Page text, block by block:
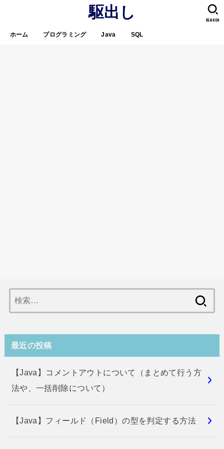
駆出し
ホーム プログラミング Java SQL
SEARCH
索:
最近の投稿
【Java】コメントアウトについて（まとめて行う方
法や、一括削除について）
【Java】フィールド（Field）の型を判定する方法